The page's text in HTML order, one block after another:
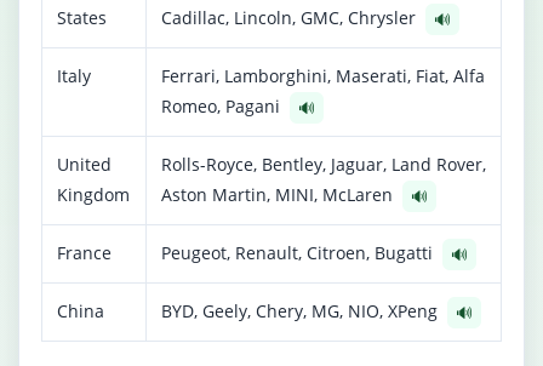
States
Cadillac, Lincoln, GMC, Chrysler
🔊
Italy
Ferrari, Lamborghini, Maserati, Fiat, Alfa
Romeo, Pagani
🔊
United
Kingdom
Rolls-Royce, Bentley, Jaguar, Land Rover,
Aston Martin, MINI, McLaren
🔊
France Peugeot, Renault, Citroen, Bugatti 🔊
China BYD, Geely, Chery, MG, NIO, XPeng 🔊